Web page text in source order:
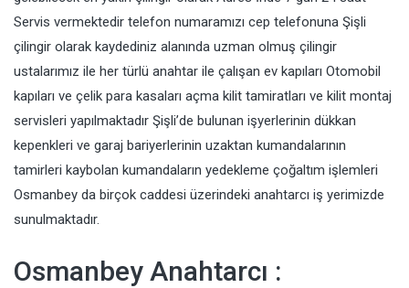
Servis vermektedir telefon numaramızı cep telefonuna Şişli
çilingir olarak kaydediniz alanında uzman olmuş çilingir
ustalarımız ile her türlü anahtar ile çalışan ev kapıları Otomobil
kapıları ve çelik para kasaları açma kilit tamiratları ve kilit montaj
servisleri yapılmaktadır Şişli’de bulunan işyerlerinin dükkan
kepenkleri ve garaj bariyerlerinin uzaktan kumandalarının
tamirleri kaybolan kumandaların yedekleme çoğaltım işlemleri
Osmanbey da birçok caddesi üzerindeki anahtarcı iş yerimizde
sunulmaktadır.
Osmanbey Anahtarcı :